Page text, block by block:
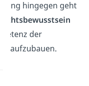
hingegen geht
der
aufzubauen.